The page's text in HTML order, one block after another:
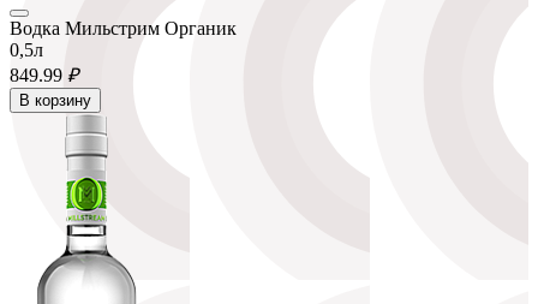
Водка Мильстрим Органик
0,5л
849.99 ₽
В корзину